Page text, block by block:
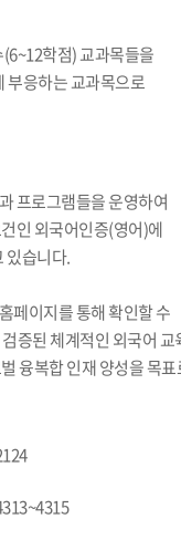
학점) 교과목들을
부응하는 교과목으로
프로그램들을 운영하여
인 외국어인증(영어)에
있습니다.
페이지를 통해 확인할 수
증된 체계적인 외국어 교
융복합 인재 양성을 목